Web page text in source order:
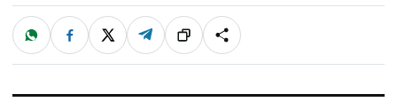
ಹಂಚಿಕೊಳ್ಳಿ
W
a
t
p
F
c
e
o
X T
l
e
a
ಲಿಂ
ಕ್
S
h
a